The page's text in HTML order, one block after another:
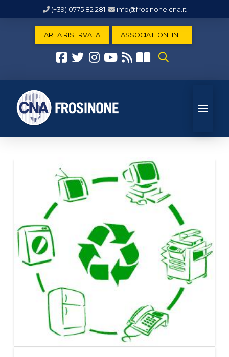
(+39) 0775 82 281 info@frosinone.cna.it
AREA RISERVATA ASSOCIATI ONLINE